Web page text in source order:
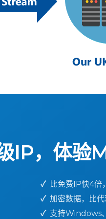
IP，体验
✓比免费IP快4倍
✓加密数据，比代
✓支持Windows